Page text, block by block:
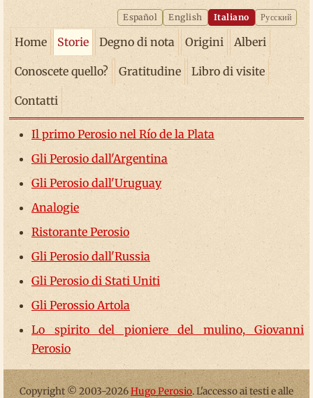
Español English Italiano Русский
Home Storie Degno di nota Origini Alberi
Conoscete quello? Gratitudine Libro di visite
Contatti
Il primo Perosio nel Río de la Plata
Gli Perosio dall'Argentina
Gli Perosio dall'Uruguay
Analogie
Ristorante Perosio
Gli Perosio dall'Russia
Gli Perosio di Stati Uniti
Gli Perossio Artola
Lo spirito del pioniere del mulino, Giovanni
Perosio
Copyright © 2003-2026Hugo Perosio. L'accesso ai testi e alle